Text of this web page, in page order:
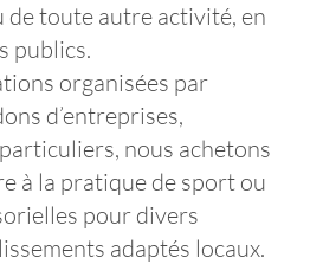
toute autre activité, en
publics.
organisées par
d’entreprises,
nous achetons
à la pratique de sport ou
pour divers
adaptés locaux.